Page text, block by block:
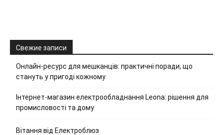
Свежие записи
Онлайн-ресурс для мешканців: практичні поради, що
стануть у пригоді кожному
Інтернет-магазин електрообладнання Leona: рішення для
промисловості та дому
Вітання від Електроблюз